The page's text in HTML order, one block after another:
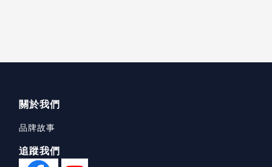
關於我們
品牌故事
追蹤我們